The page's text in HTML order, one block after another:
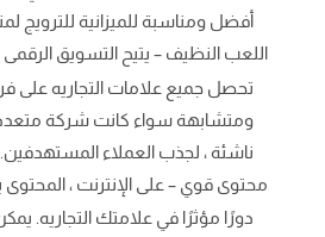
أفضل ومناسبة للميزانية للترويج
اللعب النظيف – يتيح التسويق
تحصل جميع علامات التجاريه على
ومتشابهة سواء كانت شركة
ناشئة ، لجذب العملاء المستهدفين.
محتوى قوي – على الإنترنت ،
دورًا مؤثرًا في علامتك التجاريه.